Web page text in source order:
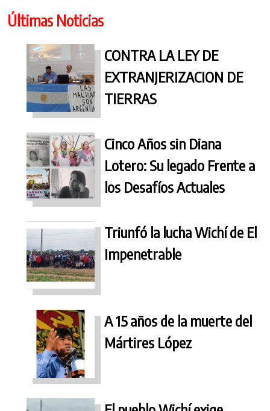
Últimas Noticias
CONTRA LA LEY DE
EXTRANJERIZACION DE
TIERRAS
Cinco Años sin Diana
Lotero: Su legado Frente a
los Desafíos Actuales
Triunfó la lucha Wichí de El
Impenetrable
A 15 años de la muerte del
Mártires López